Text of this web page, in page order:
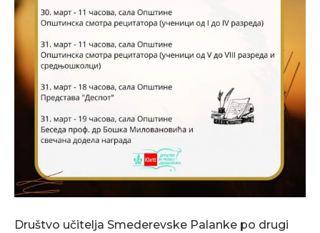
Društvo učitelja Smederevske Palanke po drugi